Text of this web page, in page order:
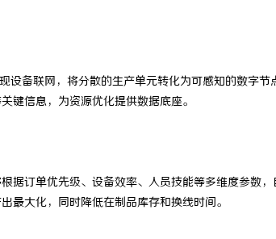
设备联网，将分散的生产单元转化为可感知的数字
键信息，为资源优化提供数据底座。
据订单优先级、设备效率、人员技能等多维度参数
最大化，同时降低在制品库存和换线时间。